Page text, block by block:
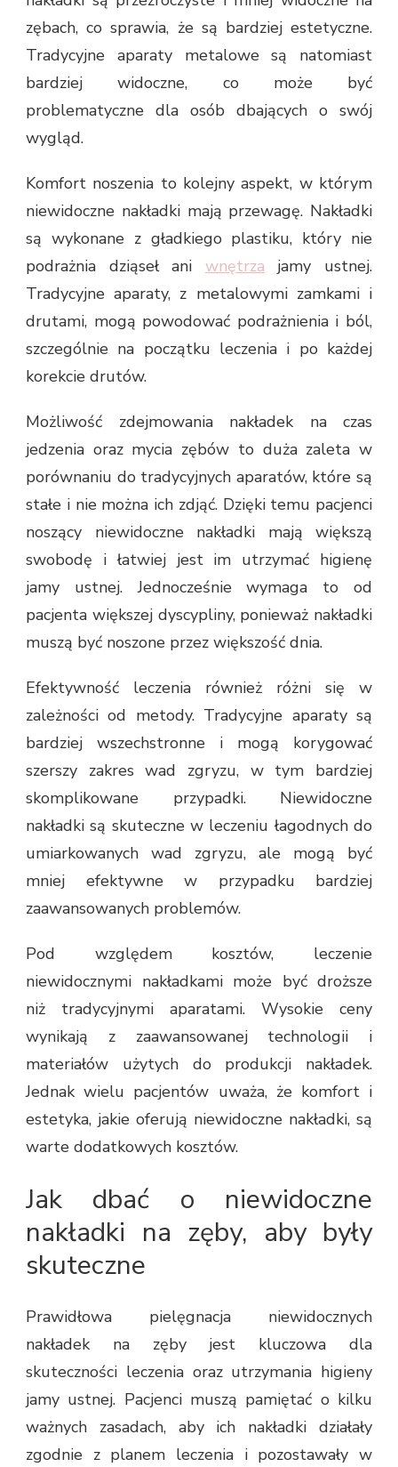
zębach, co sprawia, że są bardziej estetyczne.
Tradycyjne aparaty metalowe są natomiast
bardziej widoczne, co może być
problematyczne dla osób dbających o swój
wygląd.
Komfort noszenia to kolejny aspekt, w którym
niewidoczne nakładki mają przewagę. Nakładki
są wykonane z gładkiego plastiku, który nie
podrażnia dziąseł ani wnętrza jamy ustnej.
Tradycyjne aparaty, z metalowymi zamkami i
drutami, mogą powodować podrażnienia i ból,
szczególnie na początku leczenia i po każdej
korekcie drutów.
Możliwość zdejmowania nakładek na czas
jedzenia oraz mycia zębów to duża zaleta w
porównaniu do tradycyjnych aparatów, które są
stałe i nie można ich zdjąć. Dzięki temu pacjenci
noszący niewidoczne nakładki mają większą
swobodę i łatwiej jest im utrzymać higienę
jamy ustnej. Jednocześnie wymaga to od
pacjenta większej dyscypliny, ponieważ nakładki
muszą być noszone przez większość dnia.
Efektywność leczenia również różni się w
zależności od metody. Tradycyjne aparaty są
bardziej wszechstronne i mogą korygować
szerszy zakres wad zgryzu, w tym bardziej
skomplikowane przypadki. Niewidoczne
nakładki są skuteczne w leczeniu łagodnych do
umiarkowanych wad zgryzu, ale mogą być
mniej efektywne w przypadku bardziej
zaawansowanych problemów.
Pod względem kosztów, leczenie
niewidocznymi nakładkami może być droższe
niż tradycyjnymi aparatami. Wysokie ceny
wynikają z zaawansowanej technologii i
materiałów użytych do produkcji nakładek.
Jednak wielu pacjentów uważa, że komfort i
estetyka, jakie oferują niewidoczne nakładki, są
warte dodatkowych kosztów.
Jak dbać o niewidoczne
nakładki na zęby, aby były
skuteczne
Prawidłowa pielęgnacja niewidocznych
nakładek na zęby jest kluczowa dla
skuteczności leczenia oraz utrzymania higieny
jamy ustnej. Pacjenci muszą pamiętać o kilku
ważnych zasadach, aby ich nakładki działały
zgodnie z planem leczenia i pozostawały w